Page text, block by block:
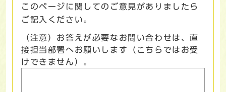
このページに関してのご意見がありましたら
ご記入ください。
（注意）お答えが必要なお問い合わせは、直
接担当部署へお願いします（こちらではお受
けできません）。